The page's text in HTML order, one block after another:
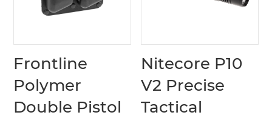
Frontline
Polymer
Double Pistol
Nitecore P10
V2 Precise
Tactical